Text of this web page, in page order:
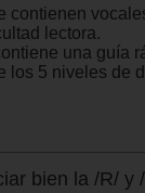
contienen
lectora.
una guía
los 5 niveles de
bien la /R/ y